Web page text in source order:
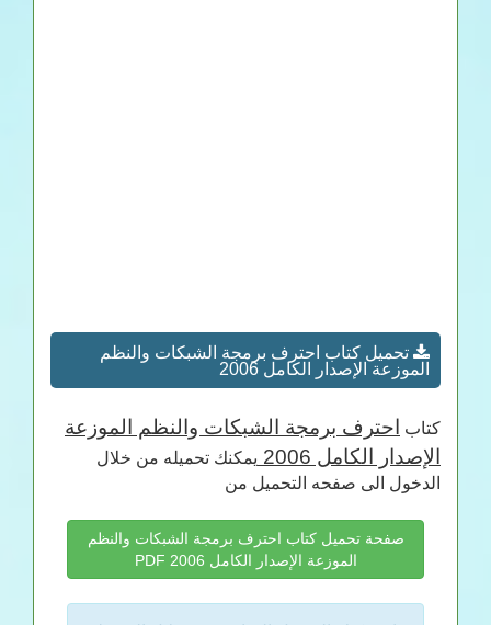
تحميل كتاب احترف برمجة الشبكات والنظم
الموزعة الإصدار الكامل 2006
كتاب
احترف برمجة الشبكات والنظم الموزعة
الإصدار الكامل 2006
يمكنك تحميله من خلال
الدخول الى صفحه التحميل من
صفحة تحميل كتاب احترف برمجة الشبكات والنظم
الموزعة الإصدار الكامل 2006 PDF